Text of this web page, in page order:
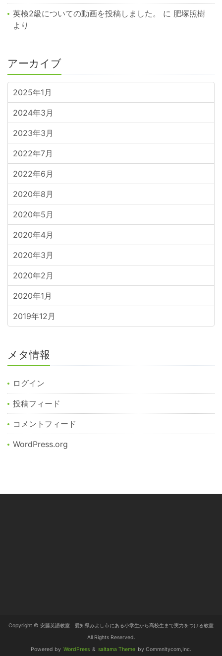
英検2級についての動画を投稿しました。 に 肥塚照樹
より
アーカイブ
2025年1月
2024年3月
2023年3月
2022年7月
2022年6月
2020年8月
2020年5月
2020年4月
2020年3月
2020年2月
2020年1月
2019年12月
メタ情報
ログイン
投稿フィード
コメントフィード
WordPress.org
Copyright © 安藤英語教室 愛知県みよし市にある小学生から高校生まで実力をつける教室
All Rights Reserved.
Powered by WordPress & saitama Theme by Commnitycom,Inc.